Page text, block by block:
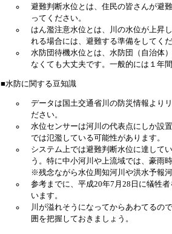
避難判断水位とは、住民の皆さんが避
ってください。
はん濫注意水位とは、川の水位が上昇
れる場合には、避難する準備をしてく
水防団待機水位とは、水防団（自治体
なくても大丈夫です。一般的には１年
■水防に関する豆知識
データは国土交通省川の防災情報より
ださい。
水位センサーは河川の代表点にしか設
では氾濫している可能性があります。
システム上では避難判断水位に達して
う。特に中小河川や上流域では、豪雨
※残念ながら水位周知河川や洪水予報
参考までに、平成20年7月28日に犠牲
います。
川が溢れそうになってからあわてるの
囲を把握しておきましょう。